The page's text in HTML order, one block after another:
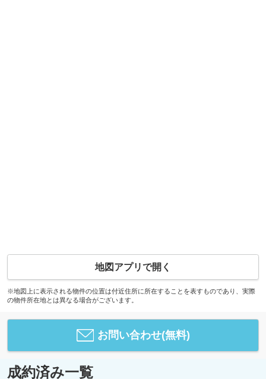
地図アプリで開く
※地図上に表示される物件の位置は付近住所に所在することを表すものであり、実際
の物件所在地とは異なる場合がございます。
お問い合わせ(無料)
成約済み一覧